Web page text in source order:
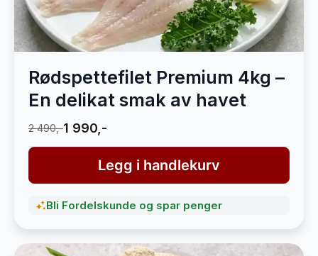
Rødspettefilet Premium 4kg –
En delikat smak av havet
2 490,-1 990,-
Legg i handlekurv
Bli Fordelskunde og spar penger